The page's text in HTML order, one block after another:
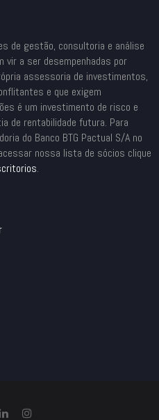
de gestão, consultoria e análise
vir a ser desempenhadas por
assessoria de investimentos,
e que exigem
é um investimento de risco e
de rentabilidade futura. Para
do Banco BTG Pactual S/A no
nossa lista de sócios clique
.